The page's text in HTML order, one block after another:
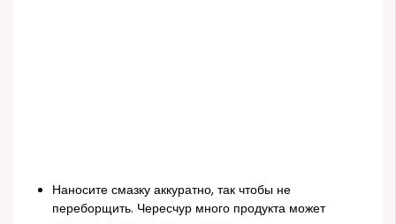
Наносите смазку аккуратно, так чтобы не
переборщить. Чересчур много продукта может